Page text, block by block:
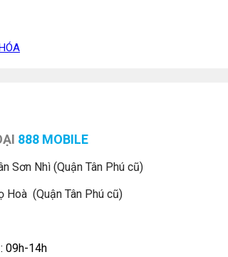
888 MOBILE
Sơn Nhì (Quận Tân Phú cũ)
Hoà (Quận Tân Phú cũ)
09h-14h